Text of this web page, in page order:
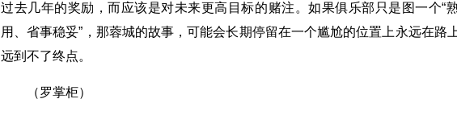
过去几年的奖励，而应该是对未来更高目标的赌注。如果俱乐部只是图一个“
用、省事稳妥”，那蓉城的故事，可能会长期停留在一个尴尬的位置上永远在路
远到不了终点。
（罗掌柜）